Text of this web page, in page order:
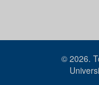
© 2026.